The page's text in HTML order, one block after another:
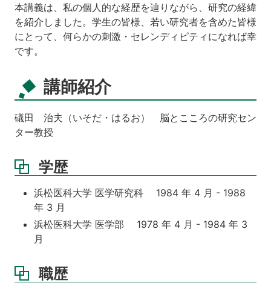
本講義は、私の個人的な経歴を辿りながら、研究の経緯
を紹介しました。学生の皆様、若い研究者を含めた皆様
にとって、何らかの刺激・セレンディピティになれば幸
です。
講師紹介
礒田 治夫（いそだ・はるお） 脳とこころの研究セン
ター教授
学歴
浜松医科大学 医学研究科 1984 年 4 月 - 1988
年 3 月
浜松医科大学 医学部 1978 年 4 月 - 1984 年 3
月
職歴